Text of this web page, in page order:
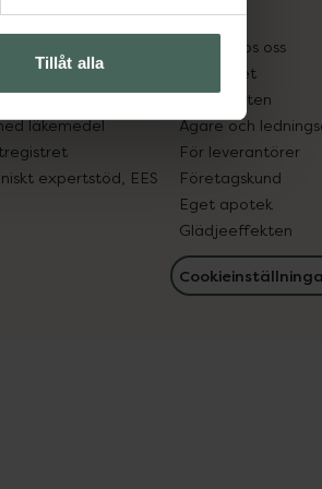
Tillåt alla
in gammal medicin
läkemedel
expertstöd, EES
Pressrum
Jobba hos oss
Hållbarhet
Samarbeten
Ägare och
För leverantörer
Företagskund
Eget apotek
Glädjeeffekten